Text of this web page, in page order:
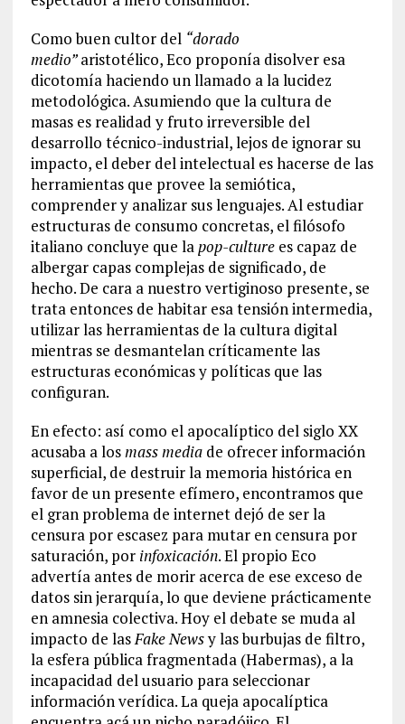
Como buen cultor del “dorado
medio”aristotélico, Eco proponía disolver esa
dicotomía haciendo un llamado a la lucidez
metodológica. Asumiendo que la cultura de
masas es realidad y fruto irreversible del
desarrollo técnico-industrial, lejos de ignorar su
impacto, el deber del intelectual es hacerse de las
herramientas que provee la semiótica,
comprender y analizar sus lenguajes. Al estudiar
estructuras de consumo concretas, el filósofo
italiano concluye que lapop-culturees capaz de
albergar capas complejas de significado, de
hecho. De cara a nuestro vertiginoso presente, se
trata entonces de habitar esa tensión intermedia,
utilizar las herramientas de la cultura digital
mientras se desmantelan críticamente las
estructuras económicas y políticas que las
configuran.
En efecto: así como el apocalíptico del siglo XX
acusaba a losmass mediade ofrecer información
superficial, de destruir la memoria histórica en
favor de un presente efímero, encontramos que
el gran problema de internet dejó de ser la
censura por escasez para mutar en censura por
saturación, por infoxicación. El propio Eco
advertía antes de morir acerca de ese exceso de
datos sin jerarquía, lo que deviene prácticamente
en amnesia colectiva. Hoy el debate se muda al
impacto de lasFake Newsy las burbujas de filtro,
la esfera pública fragmentada (Habermas), a la
incapacidad del usuario para seleccionar
información verídica. La queja apocalíptica